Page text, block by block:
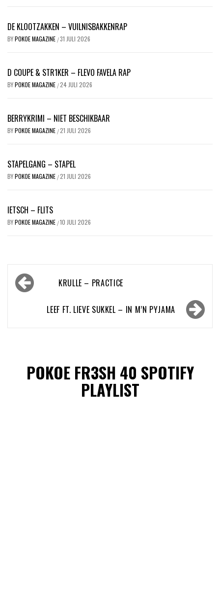
DE KLOOTZAKKEN – VUILNISBAKKENRAP
BYPOKOE MAGAZINE /31 JULI 2026
D COUPE & STR1KER – FLEVO FAVELA RAP
BYPOKOE MAGAZINE /24 JULI 2026
BERRYKRIMI – NIET BESCHIKBAAR
BYPOKOE MAGAZINE /21 JULI 2026
STAPELGANG – STAPEL
BYPOKOE MAGAZINE /21 JULI 2026
IETSCH – FLITS
BYPOKOE MAGAZINE /10 JULI 2026
Bericht
navigatieKRULLE – PRACTICE
LEEF FT. LIEVE SUKKEL – IN M’N PYJAMA
POKOE FR3SH 40 SPOTIFY
PLAYLIST